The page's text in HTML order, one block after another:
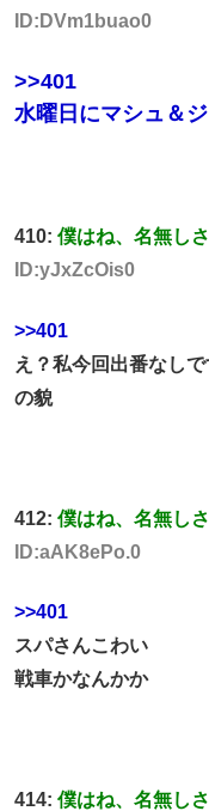
ID:DVm1buao0
>>401
水曜日にマシュ＆
410: 僕はね、名無し
ID:yJxZcOis0
>>401
え？私今回出番なしで
の貌
412: 僕はね、名無し
ID:aAK8ePo.0
>>401
スパさんこわい
戦車かなんかか
414: 僕はね、名無し